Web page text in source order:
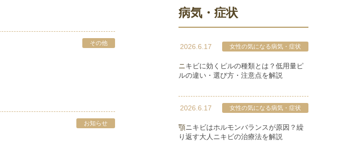
その他
お知らせ
病気・症状
2026.6.17 女性の気になる病気・症状
ニキビに効くピルの種類とは？低用量ピ
ルの違い・選び方・注意点を解説
2026.6.17 女性の気になる病気・症状
顎ニキビはホルモンバランスが原因？繰
り返す大人ニキビの治療法を解説